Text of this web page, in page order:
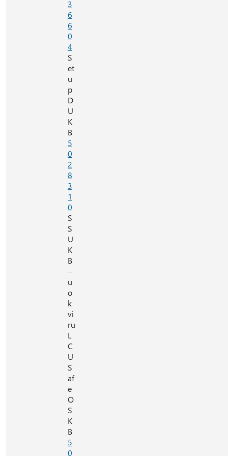
3
6
6
0
4
S
et
u
p
D
U
K
B
5
0
2
8
3
1
0
S
S
U
K
B
–
u
o
k
vi
ru
L
C
U
S
af
e
O
S
K
B
5
0